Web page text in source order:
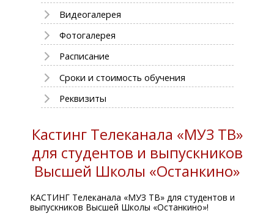
Видеогалерея
Фотогалерея
Расписание
Сроки и стоимость обучения
Реквизиты
Кастинг Телеканала «МУЗ ТВ»
для студентов и выпускников
Высшей Школы «Останкино»
КАСТИНГ Телеканала «МУЗ ТВ» для студентов и
выпускников Высшей Школы «Останкино»!